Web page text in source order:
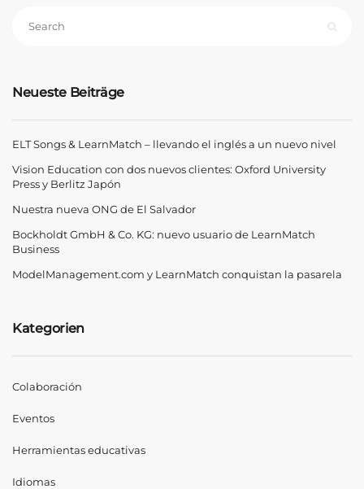
Neueste Beiträge
ELT Songs & LearnMatch – llevando el inglés a un nuevo nivel
Vision Education con dos nuevos clientes: Oxford University
Press y Berlitz Japón
Nuestra nueva ONG de El Salvador
Bockholdt GmbH & Co. KG: nuevo usuario de LearnMatch
Business
ModelManagement.com y LearnMatch conquistan la pasarela
Kategorien
Colaboración
Eventos
Herramientas educativas
Idiomas